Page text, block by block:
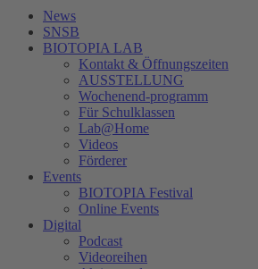
News
SNSB
BIOTOPIA LAB
Kontakt & Öffnungszeiten
AUSSTELLUNG
Wochenend-programm
Für Schulklassen
Lab@Home
Videos
Förderer
Events
BIOTOPIA Festival
Online Events
Digital
Podcast
Videoreihen